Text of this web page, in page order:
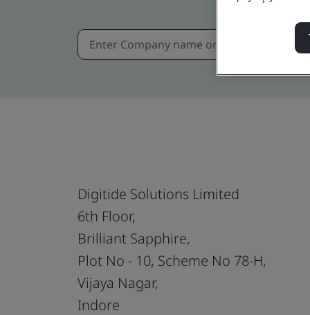
Digitide Solutions Limited
6th Floor,
Brilliant Sapphire,
Plot No - 10, Scheme No 78-H,
Vijaya Nagar,
Indore